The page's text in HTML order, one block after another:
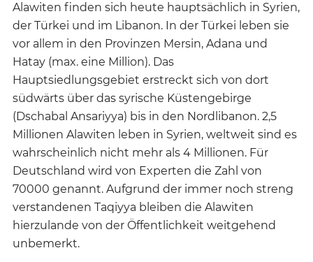
Alawiten finden sich heute hauptsächlich in Syrien,
der Türkei und im Libanon. In der Türkei leben sie
vor allem in den Provinzen Mersin, Adana und
Hatay (max. eine Million). Das
Hauptsiedlungsgebiet erstreckt sich von dort
südwärts über das syrische Küstengebirge
(Dschabal Ansariyya) bis in den Nordlibanon. 2,5
Millionen Alawiten leben in Syrien, weltweit sind es
wahrscheinlich nicht mehr als 4 Millionen. Für
Deutschland wird von Experten die Zahl von
70000 genannt. Aufgrund der immer noch streng
verstandenen Taqiyya bleiben die Alawiten
hierzulande von der Öffentlichkeit weitgehend
unbemerkt.